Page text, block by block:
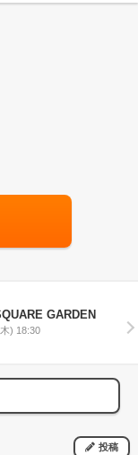
GARDEN
) 18:30
投稿